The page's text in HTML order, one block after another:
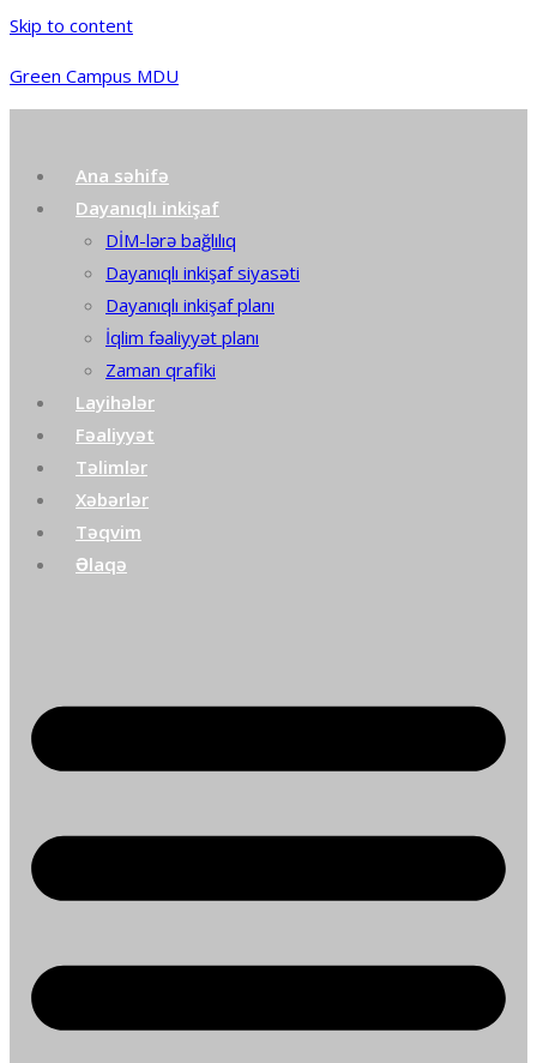
Skip to content
Green Campus MDU
Ana səhifə
Dayanıqlı inkişaf
DİM-lərə bağlılıq
Dayanıqlı inkişaf siyasəti
Dayanıqlı inkişaf planı
İqlim fəaliyyət planı
Zaman qrafiki
Layihələr
Fəaliyyət
Təlimlər
Xəbərlər
Təqvim
Əlaqə